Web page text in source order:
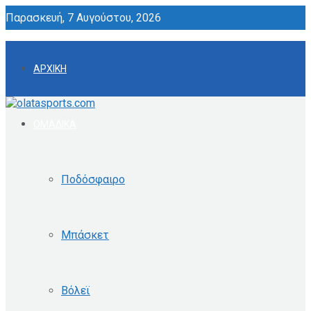
Παρασκευή, 7 Αυγούστου, 2026
ΑΡΧΙΚΗ
Ποδόσφαιρο
Μπάσκετ
Βόλεϊ